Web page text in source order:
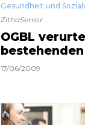
Gesundheit und
ZithaSenior
OGBL
17/06/2009